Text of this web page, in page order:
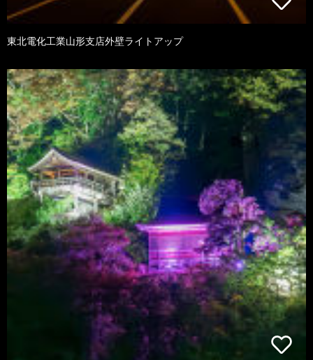
東北電化工業山形支店外壁ライトアップ